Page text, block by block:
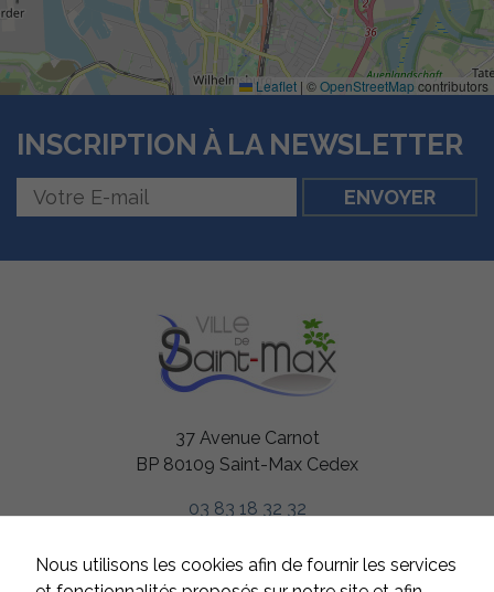
Leaflet | ©OpenStreetMapcontributors
INSCRIPTION À LA NEWSLETTER
37 Avenue Carnot
BP 80109 Saint-Max Cedex
03 83 18 32 32
HORAIRES
Du lundi au jeudi
Nous utilisons les cookies afin de fournir les services
sont utiles au
bon
fonctionnement
de notre site
internet.
Statistiques
proposer des
statistiques,
nous utilisons